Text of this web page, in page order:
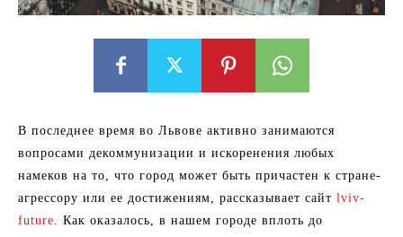
В последнее время во Львове активно занимаются
вопросами декоммунизации и искоренения любых
намеков на то, что город может быть причастен к стране-
агрессору или ее достижениям, рассказывает сайт lviv-
future. Как оказалось, в нашем городе вплоть до